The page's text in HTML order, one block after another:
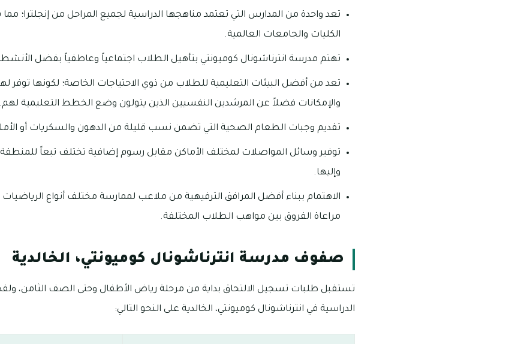
تعد واحدة من المدارس التي تعتمد مناهجها الدراسية لجميع المراحل من إنجلترا؛
الكليات والجامعات العالمية.
تهتم مدرسة انترناشونال كوميونتي بتأهيل الطلاب اجتماعياً وعاطفياً بفضل
تعد من أفضل البيئات التعليمية للطلاب من ذوي الاحتياجات الخاصة؛ لكونها توفر
والإمكانات فضلاً عن المرشدين النفسيين الذين يتولون وضع الخطط التعليمية لهم.
تقديم وجبات الطعام الصحية التي تضمن نسب قليلة من الدهون والسكريات أو
توفير وسائل المواصلات لمختلف الأماكن مقابل رسوم إضافية تختلف تبعاً للمنطقة
وإليها.
الاهتمام ببناء أفضل المرافق الترفيهية من ملاعب لممارسة مختلف أنواع الرياضيات
مراعاة الفروق بين مواهب الطلاب المختلفة.
صفوف مدرسة انترناشونال كوميونتي، الخالدية
تستقبل طلبات تسجيل الالتحاق بداية من مرحلة رياض الأطفال وحتى الصف الثامن،
الدراسية في انترناشونال كوميونتي، الخالدية على النحو التالي: